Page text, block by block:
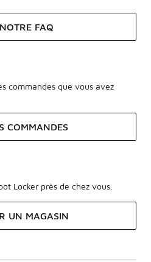
FAQ
commandes que vous avez
COMMANDES
Locker près de chez vous.
UN MAGASIN